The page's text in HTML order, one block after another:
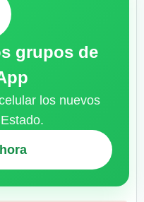
grupos de
los nuevos